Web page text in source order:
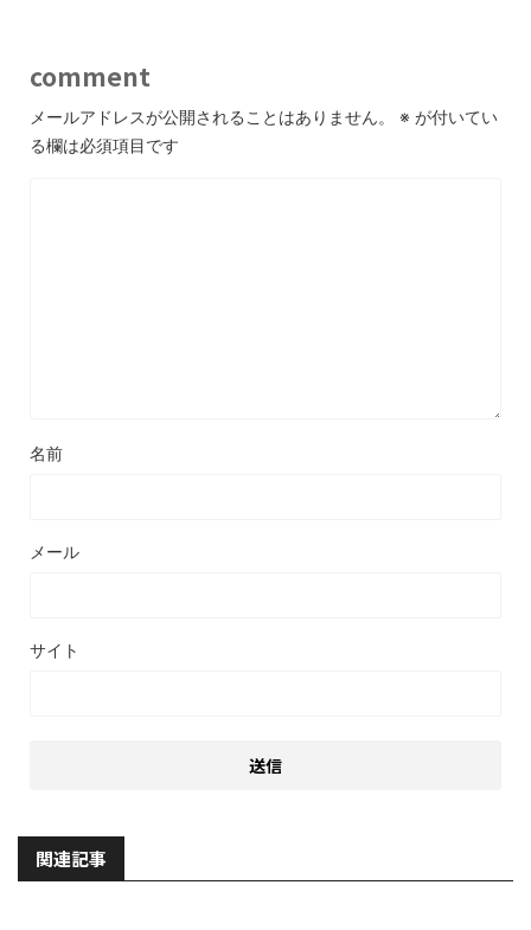
comment
メールアドレスが公開されることはありません。 ※ が付いてい
る欄は必須項目です
名前
メール
サイト
関連記事